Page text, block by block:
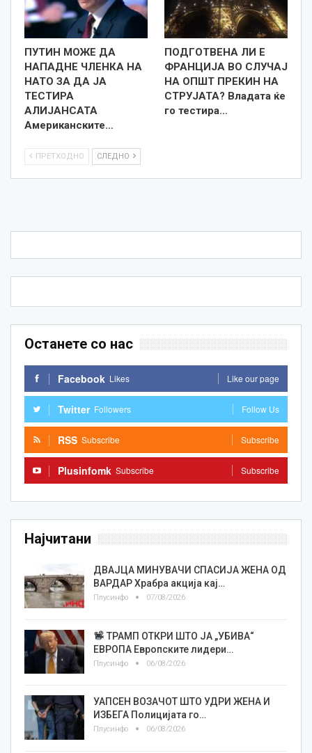
ПУТИН МОЖЕ ДА
НАПАДНЕ ЧЛЕНКА НА
НАТО ЗА ДА ЈА
ТЕСТИРА
АЛИЈАНСАТА
Американските…
ПОДГОТВЕНА ЛИ Е
ФРАНЦИЈА ВО СЛУЧАЈ
НА ОПШТ ПРЕКИН НА
СТРУЈАТА? Владата ќе
го тестира…
ПРЕТХОДНО СЛЕДНО
Останете со нас
Facebook Likes Like our page
Twitter Followers Follow Us
RSS Subscribe Subscribe
Plusinfomk Subscribe Subscribe
Најчитани
ДВАЈЦА МИНУВАЧИ СПАСИЈА ЖЕНА ОД
ВАРДАР Храбра акција кај…
Плусинфо 07/08/2026
ТРАМП ОТКРИ ШТО ЈА „УБИВА“
ЕВРОПА Европските лидери…
Плусинфо 06/08/2026
УАПСЕН ВОЗАЧОТ ШТО УДРИ ЖЕНА И
ИЗБЕГА Полицијата го…
Плусинфо 06/08/2026